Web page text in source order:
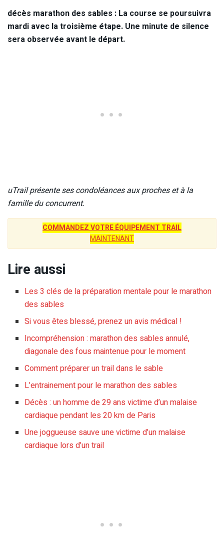
décès marathon des sables : La course se poursuivra
mardi avec la troisième étape. Une minute de silence
sera observée avant le départ.
uTrail présente ses condoléances aux proches et à la
famille du concurrent.
COMMANDEZ VOTRE ÉQUIPEMENT TRAIL
MAINTENANT
Lire aussi
Les 3 clés de la préparation mentale pour le marathon
des sables
Si vous êtes blessé, prenez un avis médical !
Incompréhension : marathon des sables annulé,
diagonale des fous maintenue pour le moment
Comment préparer un trail dans le sable
L’entrainement pour le marathon des sables
Décès : un homme de 29 ans victime d’un malaise
cardiaque pendant les 20 km de Paris
Une joggueuse sauve une victime d’un malaise
cardiaque lors d’un trail